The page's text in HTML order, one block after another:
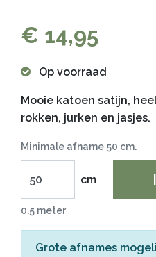
€ 14,95
Op voorraad
Mooie katoen satijn,
rokken, jurken en jasjes.
Minimale afname 50 cm.
cm
0.5 meter
Grote afnames